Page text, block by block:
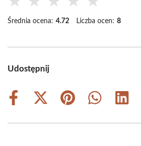
Średnia ocena: 4.72 Liczba ocen: 8
Udostępnij
Share
Share
(Twitter)
Share
Share
Share